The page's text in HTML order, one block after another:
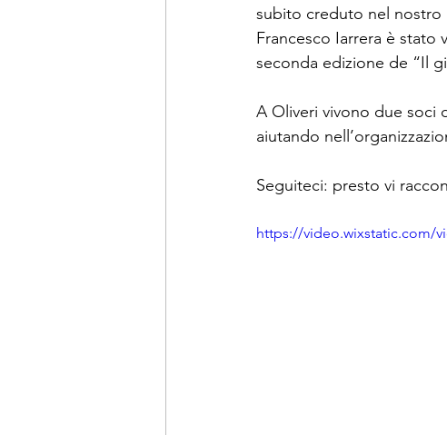
subito creduto nel
Francesco Iarrera è stato
seconda edizione de “Il
A Oliveri vivono due soci
aiutando
Seguiteci: presto vi
https://video.wixstatic.com/